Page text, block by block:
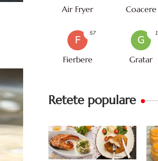
Air Fryer Coacere
F
Fierbere
57
G
Gratar
1
Retete populare